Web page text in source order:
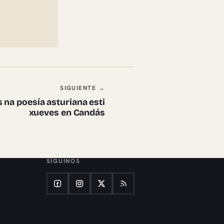
SIGUIENTE →
na poesía asturiana esti
xueves en Candás
SÍGUINOS